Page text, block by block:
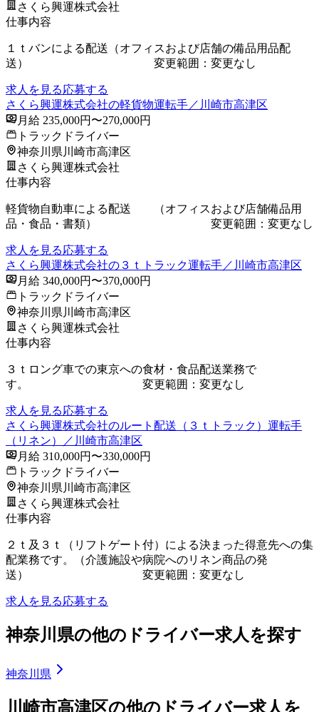
さくら興運株式会社
仕事内容
１ｔバンによる配送（オフィスおよび店舗の備品用品配
送） 変更範囲：変更なし
求人を見る応募する
さくら興運株式会社の軽貨物運転手／川崎市高津区
月給 235,000円〜270,000円
トラックドライバー
神奈川県川崎市高津区
さくら興運株式会社
仕事内容
軽貨物自動車による配送 （オフィスおよび店舗備品用
品・食品・書類） 変更範囲：変更なし
求人を見る応募する
さくら興運株式会社の３ｔトラック運転手／川崎市高津区
月給 340,000円〜370,000円
トラックドライバー
神奈川県川崎市高津区
さくら興運株式会社
仕事内容
３ｔロング車での東京への食材・食品配送業務で
す。 変更範囲：変更なし
求人を見る応募する
さくら興運株式会社のルート配送（３ｔトラック）運転手
（リネン）／川崎市高津区
月給 310,000円〜330,000円
トラックドライバー
神奈川県川崎市高津区
さくら興運株式会社
仕事内容
２ｔ及３ｔ（リフトゲート付）による決まった得意先への集
配業務です。（介護施設や病院へのリネン商品の発
送） 変更範囲：変更なし
求人を見る応募する
神奈川県の他のドライバー求人を探す
神奈川県
川崎市高津区の他のドライバー求人を